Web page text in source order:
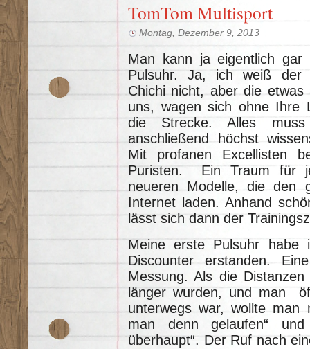
TomTom Multisport
Montag, Dezember 9, 2013
Man kann ja eigentlich
Pulsuhr. Ja, ich weiß der
Chichi nicht, aber die
uns, wagen sich ohne Ihre
die Strecke. Alles
anschließend höchst
Mit profanen Excellisten
Puristen. Ein Traum für
neueren Modelle, die den
Internet laden. Anhand
lässt sich dann der
Meine erste Pulsuhr
Discounter erstanden.
Messung. Als die
länger wurden, und man
unterwegs war, wollte man
man denn gelaufen“
überhaupt“. Der Ruf nach